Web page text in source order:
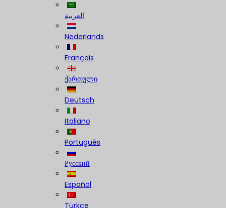
العربية
Nederlands
Français
ქართული
Deutsch
Italiano
Português
Русский
Español
Türkçe